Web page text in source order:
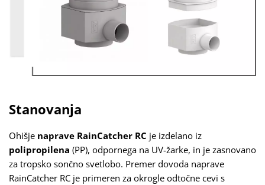
Stanovanja
Ohišje naprave RainCatcher RC je izdelano iz
polipropilena (PP), odpornega na UV-žarke, in je zasnovano
za tropsko sončno svetlobo. Premer dovoda naprave
RainCatcher RC je primeren za okrogle odtočne cevi s